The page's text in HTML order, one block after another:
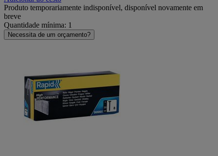
Produto temporariamente indisponível, disponível novamente em
breve
Quantidade mínima: 1
Necessita de um orçamento?